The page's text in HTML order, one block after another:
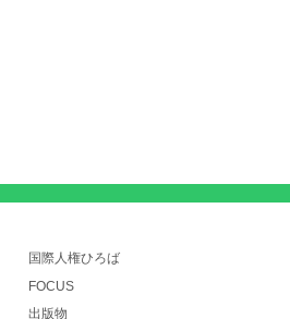
国際人権ひろば
FOCUS
出版物